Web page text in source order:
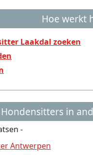
Hoe werkt
Laakdal zoeken
Hondensitters in
-
Antwerpen